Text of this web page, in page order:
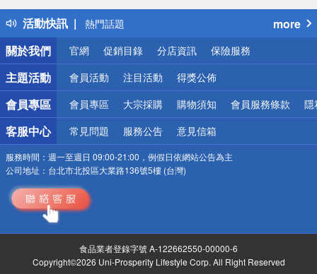
活動快訊
得獎公告
熱門話題
銀行優惠
偏遠地區配送
詐騙網頁！請小心！
more
關於我們
官網 促銷目錄 分店資訊 保險服務
主題活動 會員活動 注目活動 得獎公佈
會員專區 會員專區 大宗採購 購物須知 會員服務條款 隱
客服中心 常見問題 服務公告 意見信箱
服務時間： 週一至週日 09:00-21:00，例假日依網站公告為主
公司地址： 台北市北投區大業路136號5樓 (台灣)
食品業者登錄字號 A-122662550-00000-6
Copyright©2026 Uni-Prosperity Lifestyle Corp. All Right Reserved